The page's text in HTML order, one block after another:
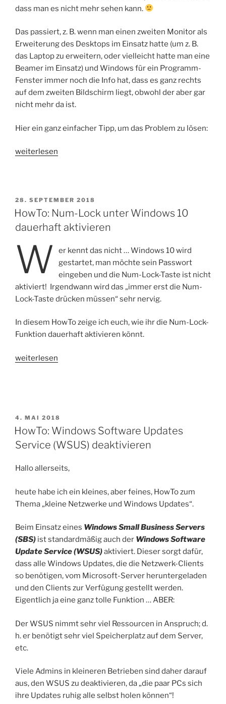
dass man es nicht mehr sehen kann.
Das passiert, z. B. wenn man einen zweiten Monitor als
Erweiterung des Desktops im Einsatz hatte (um z. B.
das Laptop zu erweitern, oder vielleicht hatte man eine
Beamer im Einsatz) und Windows für ein Programm-
Fenster immer noch die Info hat, dass es ganz rechts
auf dem zweiten Bildschirm liegt, obwohl der aber gar
nicht mehr da ist.
Hier ein ganz einfacher Tipp, um das Problem zu lösen:
„HowTo:
den
Desktop
schieben“
weiterlesen
VERÖFFENTLICHT
AM
28. SEPTEMBER 2018
HowTo: Num-Lock unter Windows 10
dauerhaft aktivieren
W
er kennt das nicht … Windows 10 wird
gestartet, man möchte sein Passwort
eingeben und die Num-Lock-Taste ist nicht
aktiviert! Irgendwann wird das „immer erst die Num-
Lock-Taste drücken müssen“ sehr nervig.
In diesem HowTo zeige ich euch, wie ihr die Num-Lock-
Funktion dauerhaft aktivieren könnt.
„HowTo:
10
dauerhaft
aktivieren“
weiterlesen
VERÖFFENTLICHT
AM
4. MAI 2018
HowTo: Windows Software Updates
Service (WSUS) deaktivieren
Hallo allerseits,
heute habe ich ein kleines, aber feines, HowTo zum
Thema „kleine Netzwerke und Windows Updates“.
Beim Einsatz eines Windows Small Business Servers
(SBS) ist standardmäßig auch der Windows Software
Update Service (WSUS)aktiviert. Dieser sorgt dafür,
dass alle Windows Updates, die die Netzwerk-Clients
so benötigen, vom Microsoft-Server heruntergeladen
und den Clients zur Verfügung gestellt werden.
Eigentlich ja eine ganz tolle Funktion … ABER:
Der WSUS nimmt sehr viel Ressourcen in Anspruch; d.
h. er benötigt sehr viel Speicherplatz auf dem Server,
etc.
Viele Admins in kleineren Betrieben sind daher darauf
aus, den WSUS zu deaktivieren, da „die paar PCs sich
ihre Updates ruhig alle selbst holen können“!